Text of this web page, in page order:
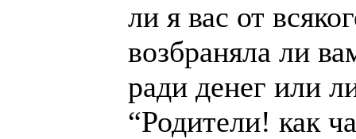
ли я вас от
возбраняла ли
ради денег или
“Родители! как